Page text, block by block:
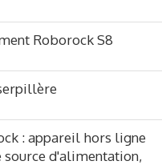
Roborock S8
: appareil hors ligne
d'alimentation,